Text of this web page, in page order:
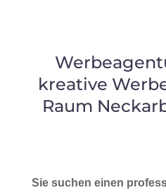
kreative
Raum
Sie suchen einen